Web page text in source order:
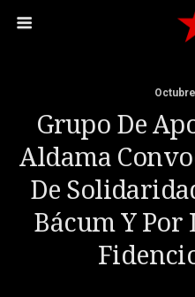
Grupo De
Aldama
De
Bácum Y Por